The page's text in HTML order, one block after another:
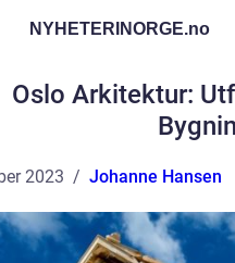
NYHETERINORGE.no
Oslo Arkitektur:
2023 Johanne Hansen